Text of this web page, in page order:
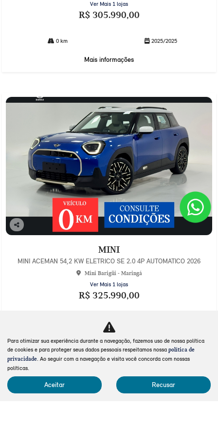
Ver Mais 1 lojas
R$ 305.990,00
0 km 2025/2025
Mais informações
Co
lhe
MINI
MINI ACEMAN 54,2 KW ELETRICO SE 2.0 4P AUTOMATICO 2026
Mini Barigüi - Maringá
Ver Mais 1 lojas
R$ 325.990,00
Mais informações
Para otimizar sua experiência durante a navegação, fazemos uso de nossa política
de cookies e para proteger seus dados pessoais respeitamos nossa política de
privacidade. Ao seguir com a navegação e visita você concorda com nossas
políticas.
Aceitar Recusar